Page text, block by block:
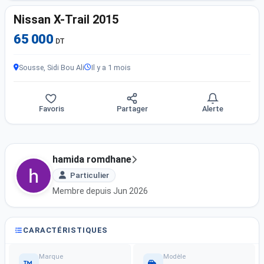
Nissan X-Trail 2015
65 000 DT
Sousse, Sidi Bou Ali Il y a 1 mois
Favoris Partager Alerte
hamida romdhane
Particulier
Membre depuis Jun 2026
CARACTÉRISTIQUES
Marque Modèle